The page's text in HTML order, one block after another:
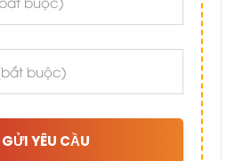
GỬI YÊU CẦU